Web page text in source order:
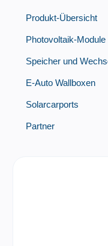
Produkt-Übersicht
Photovoltaik-Module
Speicher und
E-Auto Wallboxen
Solarcarports
Partner